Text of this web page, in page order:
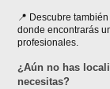
Descubre
donde encontrarás
profesionales.
¿Aún no has
necesitas?